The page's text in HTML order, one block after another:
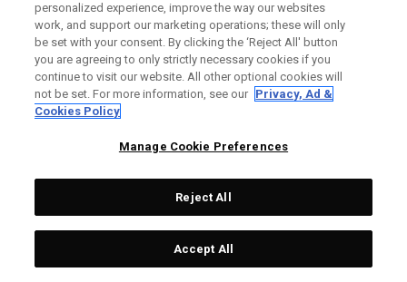
Erhalt der Mitteilung (diese Frist kann im Einvernehmen
zwischen Ihnen und uns verlängert werden) beigelegt wird,
können Sie oder Topgolf Callaway Brands ein
Schiedsverfahren einleiten, das mit dem unten
beschriebenen Verfahren übereinstimmt. Die Einhaltung
Streitbeilegungsverfahrens ist eine aufschiebende
Schiedsverfahren. Die Verjährungsfrist und die Fristen für
die Einreichung von Gebühren für ein formelles
Schiedsverfahren werden gewahrt, während sich die
Parteien an diesem informellen Streitbeilegungsverfahren
personalized experience, improve the way our websites
work, and support our marketing operations; these will only
be set with your consent. By clicking the ‘Reject All' button
you are agreeing to only strictly necessary cookies if you
continue to visit our website. All other optional cookies will
not be set. For more information, see our Privacy, Ad &
Cookies Policy
Manage Cookie Preferences
Reject All
Accept All